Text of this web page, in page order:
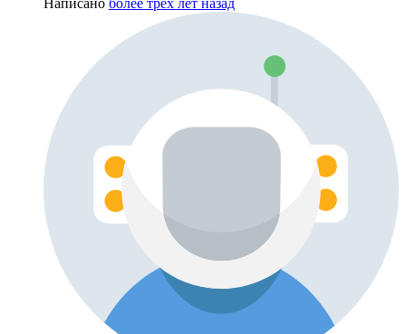
Написано более трёх лет назад